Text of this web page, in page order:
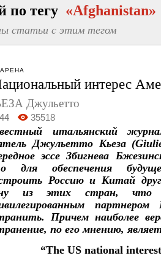
по тегу «Afghanistan»
статьи с этим тегом
АРЕНА
интерес
Джульетто
44 35518
итальянский
Джульетто Кьеза
эссе Збигнева
для обеспечения
Россию и Китай
из этих стран, что
Причем наиболее
по его мнению,
“The US national